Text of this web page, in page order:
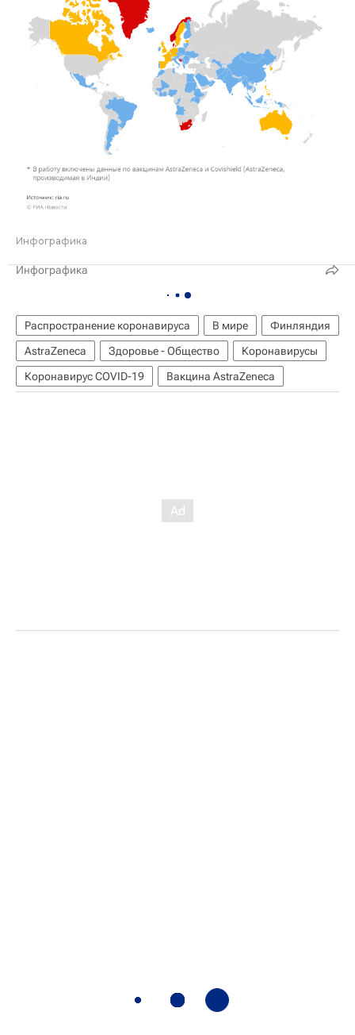
Инфографика
Инфографика
Распространение коронавируса В мире
Финляндия
AstraZeneca
Здоровье - Общество
Коронавирусы
Коронавирус COVID-19
Вакцина AstraZeneca